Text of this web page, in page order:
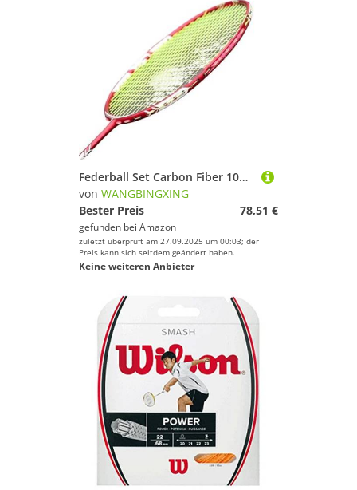
Federball Set Carbon Fiber 10U 52g Badminton Schläger Bespannt Max Spannung 30LBS Professionelle Mit Saiten(Green Strings)
von WANGBINGXING
Bester Preis
78,51 €
gefunden bei Amazon
zuletzt überprüft am 27.09.2025 um 00:03; der
Preis kann sich seitdem geändert haben.
Keine weiteren Anbieter